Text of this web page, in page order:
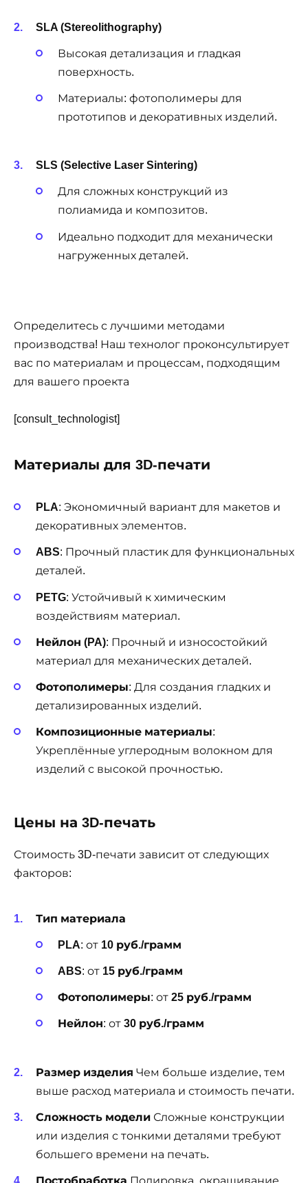
SLA (Stereolithography)
Высокая детализация и гладкая
поверхность.
Материалы: фотополимеры для
прототипов и декоративных изделий.
SLS (Selective Laser Sintering)
Для сложных конструкций из
полиамида и композитов.
Идеально подходит для механически
нагруженных деталей.
Определитесь с лучшими методами
производства! Наш технолог проконсультирует
вас по материалам и процессам, подходящим
для вашего проекта
[consult_technologist]
Материалы для 3D-печати
PLA: Экономичный вариант для макетов и
декоративных элементов.
ABS: Прочный пластик для функциональных
деталей.
PETG: Устойчивый к химическим
воздействиям материал.
Нейлон (PA): Прочный и износостойкий
материал для механических деталей.
Фотополимеры: Для создания гладких и
детализированных изделий.
Композиционные материалы:
Укреплённые углеродным волокном для
изделий с высокой прочностью.
Цены на 3D-печать
Стоимость 3D-печати зависит от следующих
факторов:
Тип материала
PLA: от 10 руб./грамм
ABS: от 15 руб./грамм
Фотополимеры: от 25 руб./грамм
Нейлон: от 30 руб./грамм
Размер изделия Чем больше изделие, тем
выше расход материала и стоимость печати.
Сложность модели Сложные конструкции
или изделия с тонкими деталями требуют
большего времени на печать.
Постобработка Полировка, окрашивание